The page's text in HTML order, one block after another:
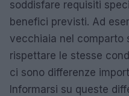
soddisfare requisiti
benefici previsti. Ad
vecchiaia nel comparto
rispettare le stesse
ci sono differenze
Informarsi su queste